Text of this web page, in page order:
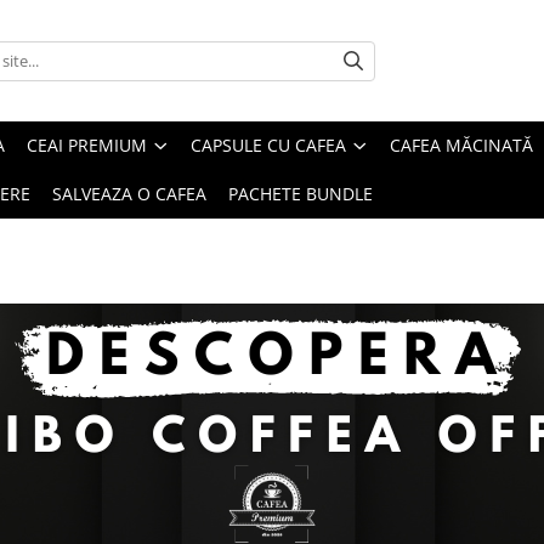
CEAI PREMIUM CAPSULE CU CAFEA CAFEA MĂCINATĂ
SALVEAZA O CAFEA PACHETE BUNDLE